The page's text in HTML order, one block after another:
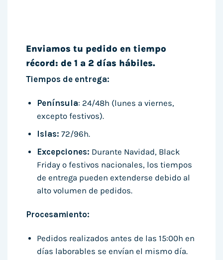
Enviamos tu pedido en tiempo
récord: de 1 a 2 días hábiles.
Tiempos de entrega:
Península: 24/48h (lunes a viernes,
excepto festivos).
Islas: 72/96h.
Excepciones: Durante Navidad, Black
Friday o festivos nacionales, los tiempos
de entrega pueden extenderse debido al
alto volumen de pedidos.
Procesamiento:
Pedidos realizados antes de las 15:00h en
días laborables se envían el mismo día.